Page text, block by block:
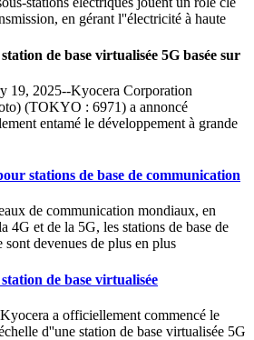
en gérant l''électricité à haute
de base virtualisée 5G basée sur
19, 2025--Kyocera Corporation
(TOKYO : 6971) a annoncé
entamé le développement à grande
stations de base de communication
de communication mondiaux, en
4G et de la 5G, les stations de base de
devenues de plus en plus
de base virtualisée
a officiellement commencé le
d''une station de base virtualisée 5G